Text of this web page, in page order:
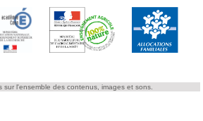
sur l'ensemble des contenus, images et sons.